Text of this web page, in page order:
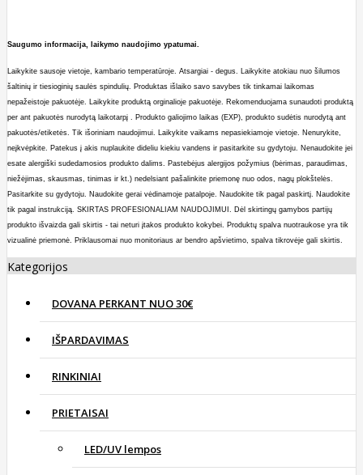
Saugumo informacija, laikymo naudojimo ypatumai.
Laikykite sausoje vietoje, kambario temperatūroje. Atsargiai - degus. Laikykite atokiau nuo šilumos
šaltinių ir tiesioginių saulės spindulių. Produktas išlaiko savo savybes tik tinkamai laikomas
nepažeistoje pakuotėje. Laikykite produktą orginalioje pakuotėje. Rekomenduojama sunaudoti produktą
per ant pakuotės nurodytą laikotarpį . Produkto galiojimo laikas (EXP), produkto sudėtis nurodytą ant
pakuotės/etiketės. Tik išoriniam naudojimui. Laikykite vaikams nepasiekiamoje vietoje. Nenurykite,
neįkvėpkite. Patekus į akis nuplaukite dideliu kiekiu vandens ir pasitarkite su gydytoju. Nenaudokite jei
esate alergiški sudedamosios produkto dalims. Pastebėjus alergijos požymius (bėrimas, paraudimas,
niežėjimas, skausmas, tinimas ir kt.) nedelsiant pašalinkite priemonę nuo odos, nagų plokštelės.
Pasitarkite su gydytoju. Naudokite gerai vėdinamoje patalpoje. Naudokite tik pagal paskirtį. Naudokite
tik pagal instrukciją. SKIRTAS PROFESIONALIAM NAUDOJIMUI. Dėl skirtingų gamybos partijų
produkto išvaizda gali skirtis - tai neturi įtakos produkto kokybei. Produktų spalva nuotraukose yra tik
vizualinė priemonė. Priklausomai nuo monitoriaus ar bendro apšvietimo, spalva tikrovėje gali skirtis.
Kategorijos
DOVANA PERKANT NUO 30€
IŠPARDAVIMAS
RINKINIAI
PRIETAISAI
LED/UV lempos